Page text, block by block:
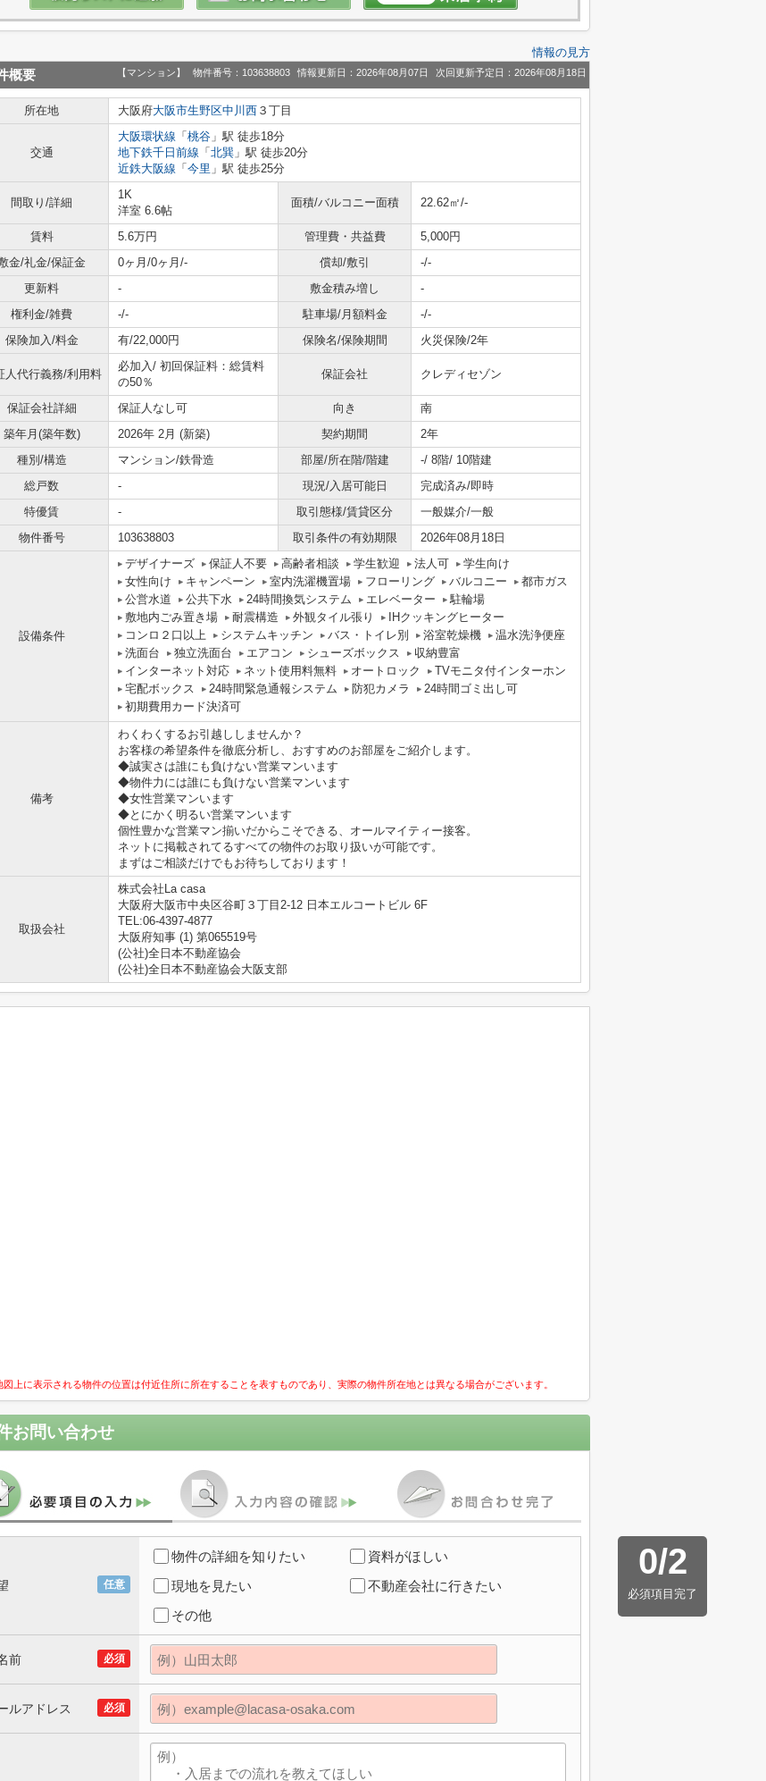
情報の見方
概要 【マンション】 物件番号：103638803 情報更新日：2026年08月07日 次回更新予定日：2026年08月18日
所在地 大阪府大阪市生野区中川西 ３丁目
交通
大阪環状線 「 桃谷 」駅 徒歩18分
地下鉄千日前線 「 北巽 」駅 徒歩20分
近鉄大阪線 「 今里 」駅 徒歩25分
間取り/詳細
1K
洋室 6.6帖
面積/バルコニー面積 22.62㎡/-
賃料 5.6万円 管理費・共益費
5,000円
金/礼金/保証金
0ヶ月/0ヶ月/- 償却/敷引
-/-
更新料
- 敷金積み増し
-
権利金/雑費
-/- 駐車場/月額料金
-/-
保険加入/料金
有/22,000円 保険名/保険期間 火災保険/2年
人代行義務/利用料
必加入/ 初回保証料：総賃料
の50％
保証会社 クレディセゾン
保証会社詳細 保証人なし可 向き
南
築年月(築年数)
2026年 2月 (新築) 契約期間
2年
種別/構造
マンション/鉄骨造 部屋/所在階/階建
-/ 8階/ 10階建
総戸数
- 現況/入居可能日
完成済み/即時
特優賃
- 取引態様/賃貸区分
一般媒介/一般
物件番号
103638803 取引条件の有効期限 2026年08月18日
設備条件
デザイナーズ 保証人不要 高齢者相談 学生歓迎 法人可
学生向け
女性向け
キャンペーン 室内洗濯機置場 フローリング バルコニー
都市ガス
公営水道
公共下水 24時間換気システム エレベーター
駐輪場
敷地内ごみ置き場
耐震構造 外観タイル張り
IHクッキングヒーター
コンロ２口以上
システムキッチン バス・トイレ別 浴室乾燥機
温水洗浄便座
洗面台
独立洗面台 エアコン シューズボックス
収納豊富
インターネット対応
ネット使用料無料 オートロック
TVモニタ付インターホン
宅配ボックス
24時間緊急通報システム 防犯カメラ
24時間ゴミ出し可
初期費用カード決済可
備考
わくわくするお引越ししませんか？
お客様の希望条件を徹底分析し、おすすめのお部屋をご紹介します。
◆誠実さは誰にも負けない営業マンいます
◆物件力には誰にも負けない営業マンいます
◆女性営業マンいます
◆とにかく明るい営業マンいます
個性豊かな営業マン揃いだからこそできる、オールマイティー接客。
ネットに掲載されてるすべての物件のお取り扱いが可能です。
まずはご相談だけでもお待ちしております！
取扱会社
株式会社La casa
大阪府大阪市中央区谷町３丁目2-12 日本エルコートビル 6F
TEL:06-4397-4877
大阪府知事 (1) 第065519号
(公社)全日本不動産協会
(公社)全日本不動産協会大阪支部
上に表示される物件の位置は付近住所に所在することを表すものであり、実際の物件所在地とは異なる場合がございます。
お問い合わせ
0/2
必須項目完了
任意
物件の詳細を知りたい
資料がほしい
現地を見たい
不動産会社に行きたい
その他
必須
前
必須
ルアドレス